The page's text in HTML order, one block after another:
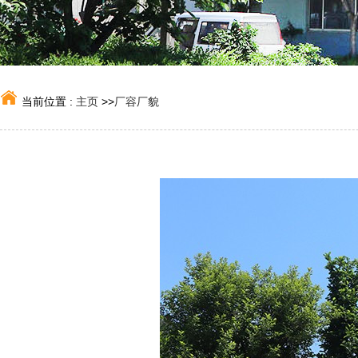
当前位置 : 主页 >>厂容厂貌